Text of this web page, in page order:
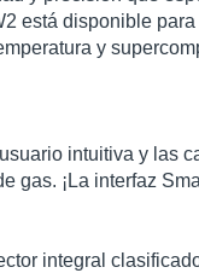
está disponible
y
intuitiva y las
gas. ¡La interfaz
integral